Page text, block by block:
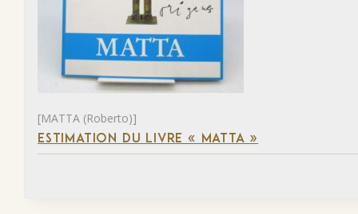
[MATTA (Roberto)]
ESTIMATION DU LIVRE « MATTA »